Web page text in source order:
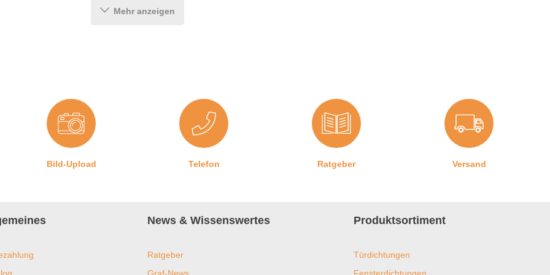
Zugabe von 3-5 cm pro 5 Meter Länge zur freien Verwendung.
Angaben zum Hersteller (Informationspflichten zur GPSR
Produktsicherheitsverordnung)
Franz-Josef-Delonge Straße 12-14
Mehr anzeigen
Bild-Upload Telefon Ratgeber Versand
News & Wissenswertes
Ratgeber
Produktsortiment
Türdichtungen